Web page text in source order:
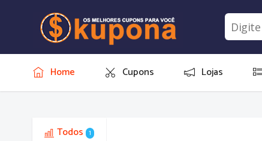
Home Cupons Lojas
Todos 1